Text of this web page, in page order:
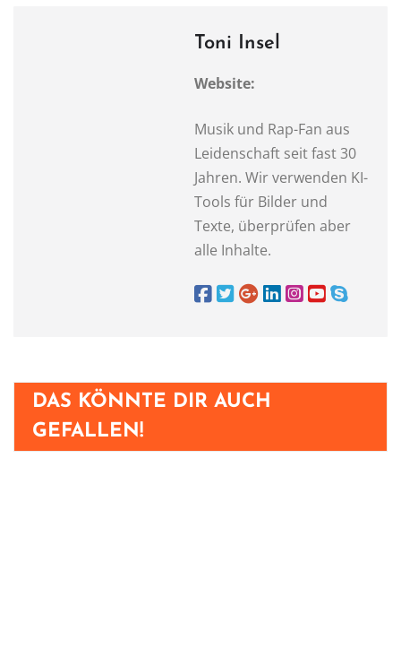
Toni Insel
Website:
Musik und Rap-Fan aus
Leidenschaft seit fast 30
Jahren. Wir verwenden KI-
Tools für Bilder und
Texte, überprüfen aber
alle Inhalte.
DAS KÖNNTE DIR AUCH
GEFALLEN!